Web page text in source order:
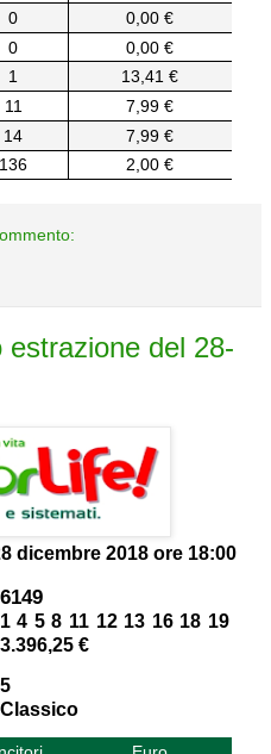
0
0,00 €
0
0,00 €
1
13,41 €
11
7,99 €
14
7,99 €
136 2,00 €
del 28-
dicembre 2018 ore 18:00
6149
1 4 5 8 11 12 13 16 18 19
3.396,25 €
5
Classico